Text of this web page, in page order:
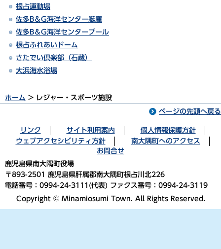
根占運動場
佐多B＆G海洋センター艇庫
佐多B＆G海洋センタープール
根占ふれあいドーム
さたでい倶楽部（石蔵）
大浜海水浴場
ホーム > レジャー・スポーツ施設
ページの先頭へ戻る
リンク サイト利用案内
個人情報保護方針
ウェブアクセシビリティ方針
南大隅町へのアクセス
お問合せ
鹿児島県南大隅町役場
〒893-2501 鹿児島県肝属郡南大隅町根占川北226
電話番号：0994-24-3111(代表) ファクス番号：0994-24-3119
Copyright © Minamiosumi Town. All Rights Reserved.